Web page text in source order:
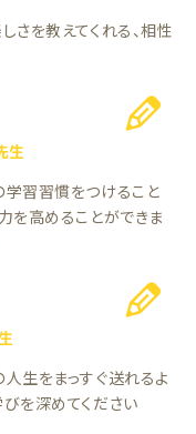
さを教えてくれる、相性
生
学習習慣をつけること
を高めることができま
人生をまっすぐ送れるよ
びを深めてください